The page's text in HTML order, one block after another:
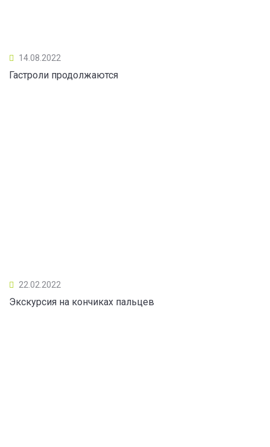
14.08.2022
Гастроли продолжаются
22.02.2022
Экскурсия на кончиках пальцев